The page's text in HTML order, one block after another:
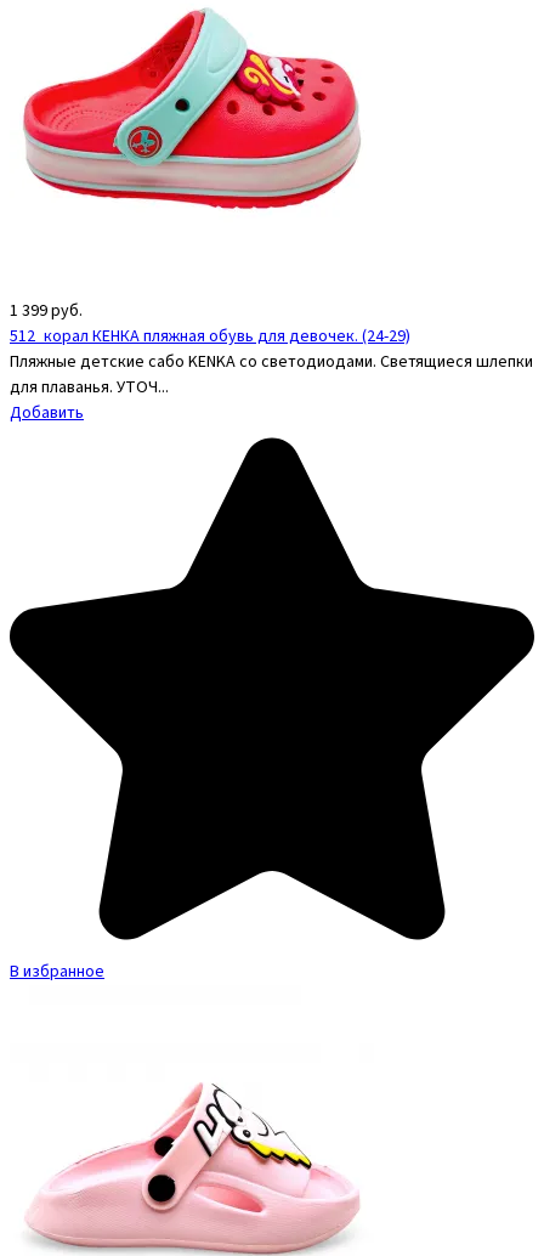
1 399руб.
512_корал КЕНКА пляжная обувь для девочек. (24-29)
Пляжные детские сабо KENKA со светодиодами. Светящиеся шлепки
для плаванья. УТОЧ...
Добавить
В избранное